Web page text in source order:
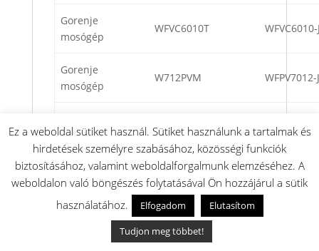
Gorenje
mosógép
WFVC6010T
Gorenje
mosógép
W712PVM
mosógép
WFVC7012ET
Gorenje
mosógép
W712PVT
W714QY
Ez a weboldal sütiket használ. Sütiket használunk a tartalmak és
hirdetések személyre szabásához, közösségi funkciók
biztosításához, valamint weboldalforgalmunk elemzéséhez. A
weboldalon való böngészés folytatásával Ön hozzájárul a sütik
használatához.
Elfogadom
Elutasítom
Tudjon meg többet!